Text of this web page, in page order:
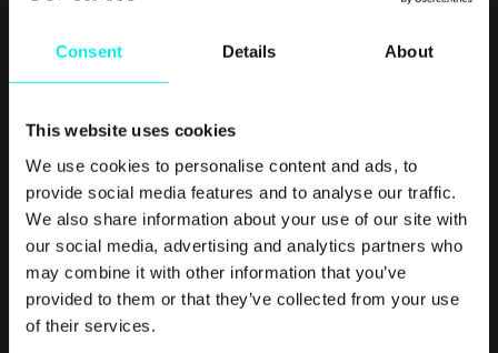
Consent Details About
This website uses cookies
We use cookies to personalise content and ads, to
provide social media features and to analyse our traffic.
We also share information about your use of our site with
our social media, advertising and analytics partners who
may combine it with other information that you’ve
provided to them or that they’ve collected from your use
of their services.
Frittstående CMS
Sist, men ikke minst synes jeg det er verdt å nevne at
HubSpots CMS ble lansert som et frittstående CMS for et
egen nettside i HubSpot uten å måtte kjøpe Marketing
Automation suite.
HubSpot blir én plattform
Wooow – det var mye. 2018 har vært et veldig spennende
år for kunder og brukere av HubSpot. Sett bort fra alle de